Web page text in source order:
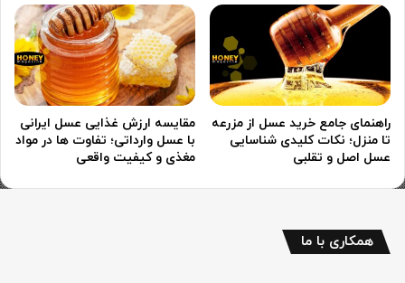
راهنمای جامع خرید عسل از مزرعه
تا منزل؛ نکات کلیدی شناسایی
عسل اصل و تقلبی
مقایسه ارزش غذایی عسل ایرانی
با عسل وارداتی؛ تفاوت ها در مواد
مغذی و کیفیت واقعی
همکاری با ما